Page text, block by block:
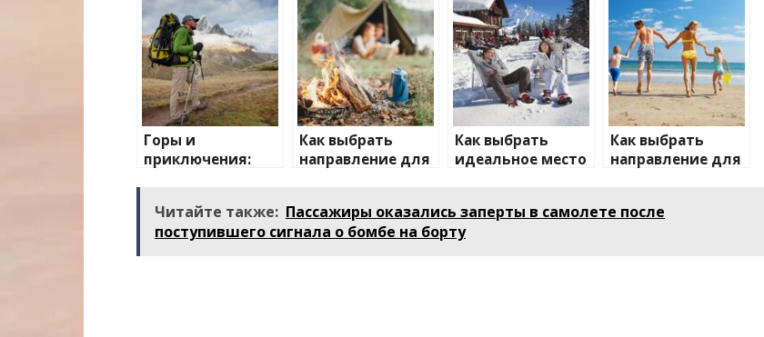
Горы и
приключения:
активного
отдыха
Как выбрать
направление для
Как выбрать
идеальное место
Как выбрать
направление для
Читайте также: Пассажиры оказались заперты в самолете после
поступившего сигнала о бомбе на борту